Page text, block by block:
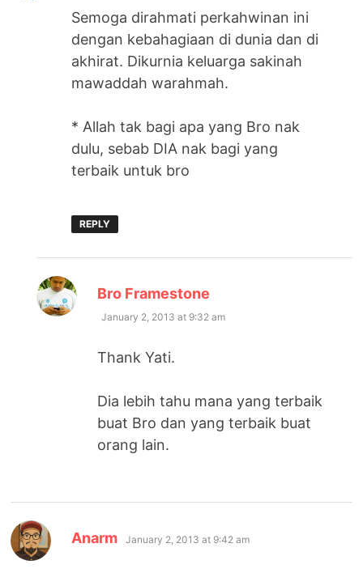
Semoga dirahmati perkahwinan ini
dengan kebahagiaan di dunia dan di
akhirat. Dikurnia keluarga sakinah
mawaddah warahmah.
* Allah tak bagi apa yang Bro nak
dulu, sebab DIA nak bagi yang
terbaik untuk bro
REPLY
Bro Framestone
January 2, 2013 at 9:32 am
Thank Yati.
Dia lebih tahu mana yang terbaik
buat Bro dan yang terbaik buat
orang lain.
Anarm says:
January 2, 2013 at 9:42 am